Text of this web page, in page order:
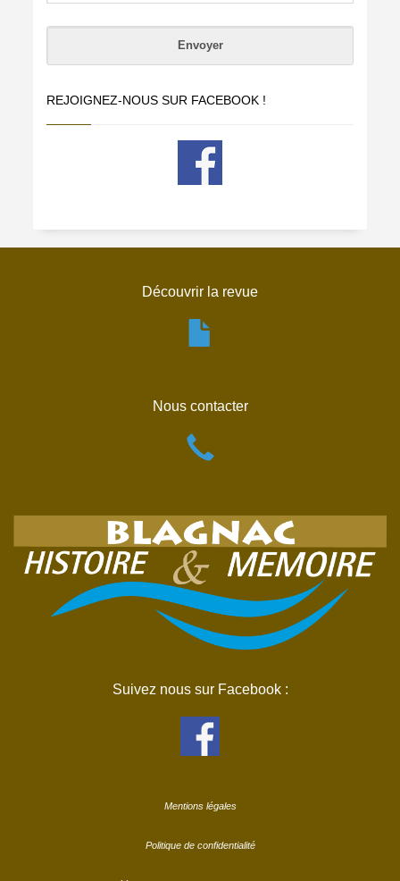
REJOIGNEZ-NOUS SUR FACEBOOK !
Découvrir la revue
Nous contacter
Suivez nous sur Facebook :
Mentions légales
Politique de confidentialité